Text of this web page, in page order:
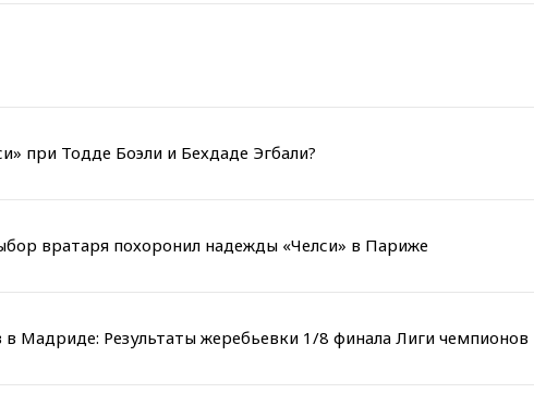
при Тодде Боэли и Бехдаде Эгбали?
вратаря похоронил надежды «Челси» в Париже
Мадриде: Результаты жеребьевки 1/8 финала Лиги чемпионов